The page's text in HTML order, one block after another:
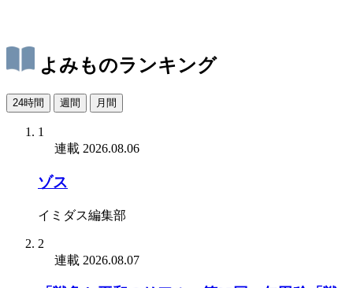
よみものランキング
24時間 週間 月間
1
連載 2026.08.06
ゾス
イミダス編集部
2
連載 2026.08.07